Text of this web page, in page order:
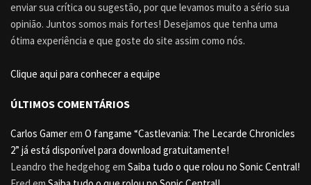
enviar sua crítica ou sugestão, por que levamos muito a sério sua
opinião. Juntos somos mais fortes! Desejamos que tenha uma
ótima experiência e que goste do site assim como nós.
Clique aqui para conhecer a equipe
ÚLTIMOS COMENTÁRIOS
Carlos Gamerem O fangame “Castlevania: The Lecarde Chronicles
2” já está disponível para download gratuitamente!
Leandro the hedgehog em Saiba tudo o que rolou no Sonic Central!